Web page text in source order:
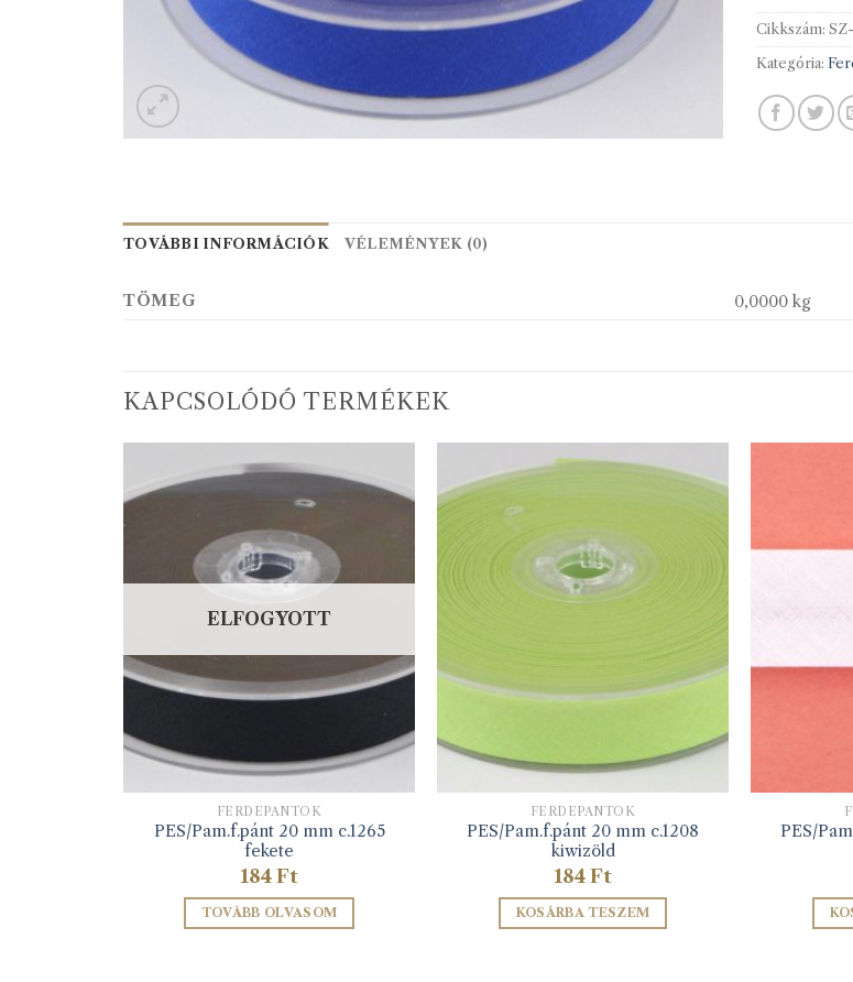
Cikkszám:
Kategória:
TOVÁBBI INFORMÁCIÓK VÉLEMÉNYEK (0)
TÖMEG 0,0000 kg
KAPCSOLÓDÓ TERMÉKEK
ELFOGYOTT
FERDEPÁNTOK
PES/Pam.f.pánt 20 mm c.1265
fekete
184Ft
TOVÁBB OLVASOM
FERDEPÁNTOK
PES/Pam.f.pánt 20 mm c.1208
kiwizöld
184Ft
KOSÁRBA TESZEM
PES/